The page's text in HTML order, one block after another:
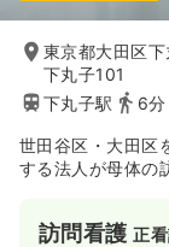
東京都大田区
下丸子101
下丸子駅
6分
世田谷区・大田区
する法人が母体の
訪問看護正